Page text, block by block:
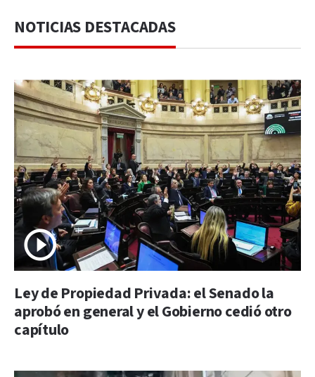
NOTICIAS DESTACADAS
Ley de Propiedad Privada: el Senado la
aprobó en general y el Gobierno cedió otro
capítulo